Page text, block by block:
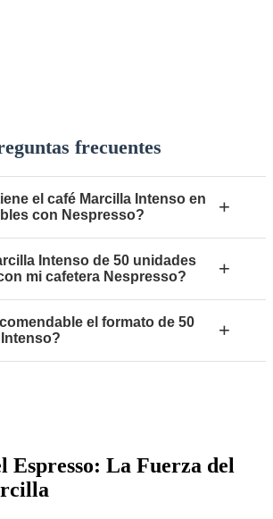
frecuentes
el café Marcilla Intenso en
con Nespresso?
+
Intenso de 50 unidades
mi cafetera Nespresso?
+
el formato de 50
+
Espresso: La Fuerza del